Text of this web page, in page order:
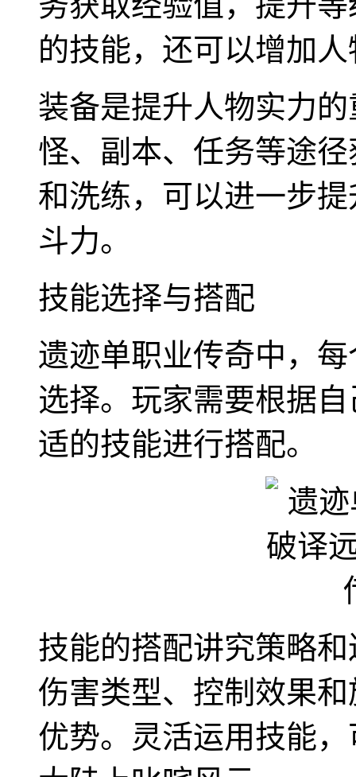
的技能，还可以增加
装备是提升人物实力
怪、副本、任务等途
和洗练，可以进一步
斗力。
技能选择与搭配
遗迹单职业传奇中，
选择。玩家需要根据
适的技能进行搭配。
技能的搭配讲究策略
伤害类型、控制效果
优势。灵活运用技能